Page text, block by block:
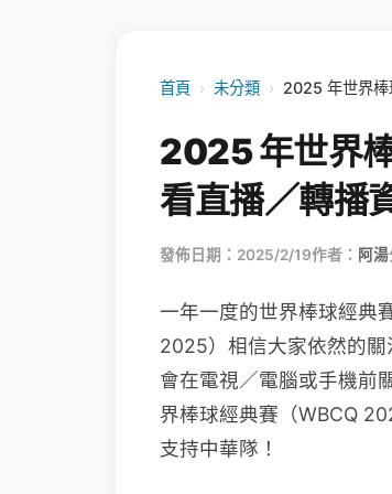
首頁 › 未分類 › 2025 年世界
2025 年世界
看直播／轉播
發佈日期：2025/2/19作者： 阿湯
一年一度的世界棒球經典
2025）相信大家依然的
會在電視／電腦或手機前
界棒球經典賽（WBCQ
支持中華隊！